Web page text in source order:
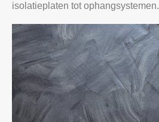
isolatieplaten tot ophangsystemen.